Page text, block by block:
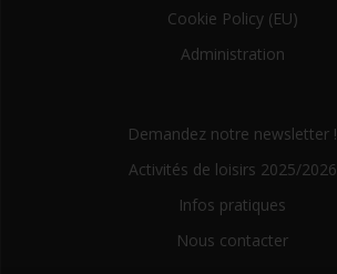
Cookie Policy (EU)
Administration
Demandez notre newsletter !
Activités de loisirs 2025/2026
Infos pratiques
Nous contacter